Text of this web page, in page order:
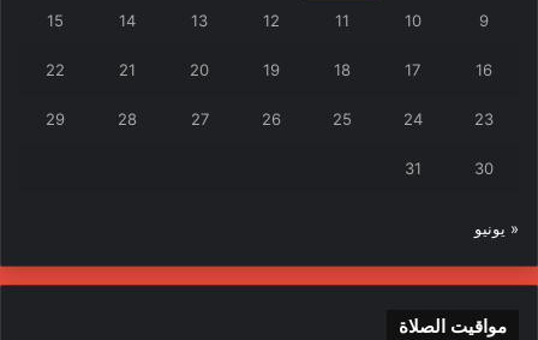
9
10
11
12
13
14
15
16
17
18
19
20
21
22
23
24
25
26
27
28
29
30
31
« يونيو
مواقيت الصلاة